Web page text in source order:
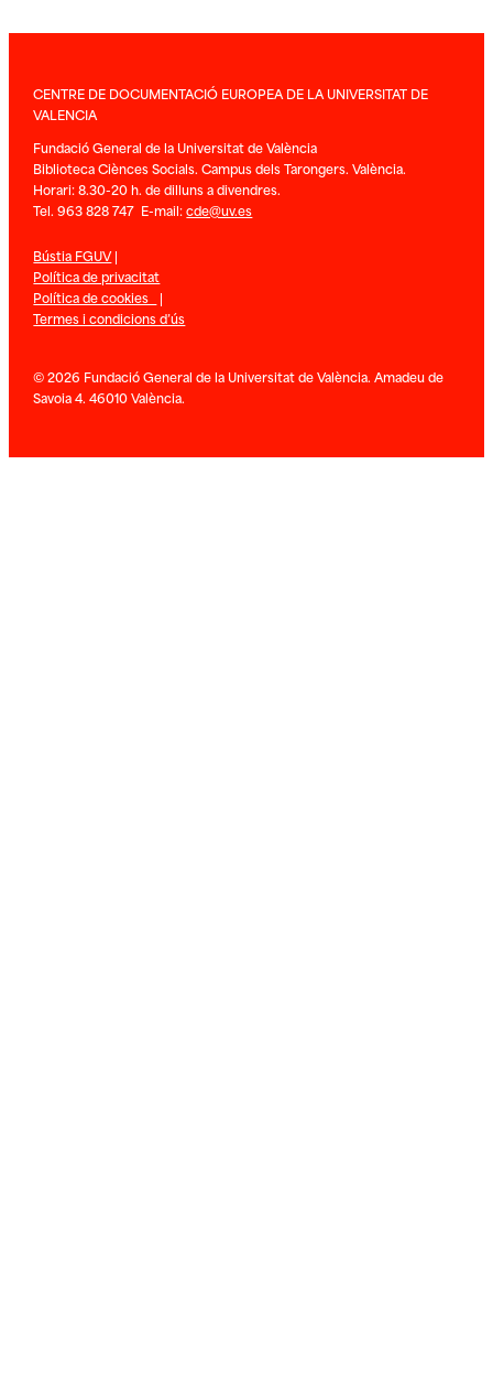
CENTRE DE DOCUMENTACIÓ EUROPEA DE LA UNIVERSITAT DE
VALENCIA
Fundació General de la Universitat de València
Biblioteca Ciènces Socials. Campus dels Tarongers. València.
Horari: 8.30-20 h. de dilluns a divendres.
Tel. 963 828 747 E-mail:cde@uv.es
Bústia FGUV|
Política de privacitat
Política de cookies |
Termes i condicions d’ús
© 2026 Fundació General de la Universitat de València. Amadeu de
Savoia 4. 46010 València.